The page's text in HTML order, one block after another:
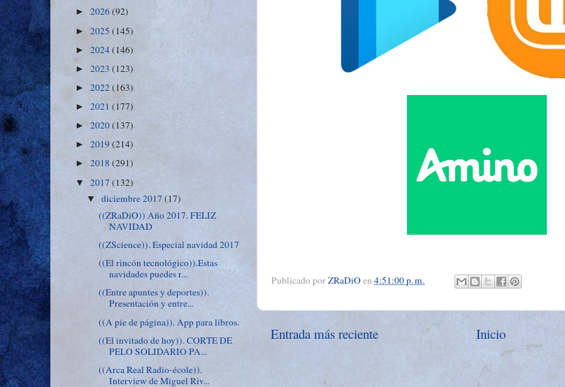
Publicado porZRaDiOen 4:51:00 p. m.
Entrada más reciente Inicio
► 2026(92)
► 2025 (145)
► 2024(146)
► 2023 (123)
► 2022(163)
► 2021 (177)
► 2020(137)
► 2019(214)
► 2018 (291)
▼ 2017 (132)
▼diciembre 2017(17)
((ZRaDiO)) Año 2017. FELIZ
NAVIDAD
((ZScience)). Especial navidad 2017
((El rincón tecnológico)).Estas
navidades puedes r...
((Entre apuntes y deportes)).
Presentación y entre...
((A pie de página)). App para libros.
((El invitado de hoy)). CORTE DE
PELO SOLIDARIO PA...
((Arca Real Radio-école)).
Interview de Miguel Riv...